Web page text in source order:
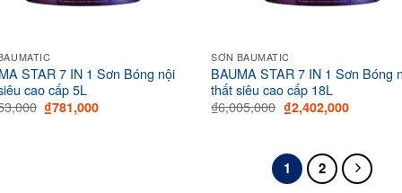
STAR 7 IN 1 Sơn Bóng nội
cao cấp 5L
Original
price
₫781,000Current
SƠN BAUMATIC
BAUMA STAR 7 IN 1 Sơn Bóng
thất siêu cao cấp 18L
₫6,005,000 Original
price
₫2,402,000Current
1 2